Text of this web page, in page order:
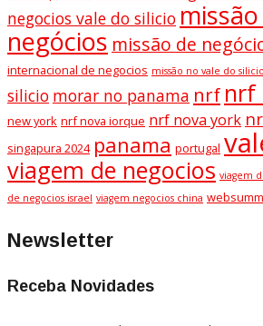
negocios vale do silicio
negócios missão de
internacional de negocios missão no vale do silicio
silicio morar no panama nrf nrf
new york nrf nova iorque nrf nova york
singapura 2024 panama portugal
viagem de negocios viagem
de negocios israel viagem negocios china
Newsletter
Receba Novidades